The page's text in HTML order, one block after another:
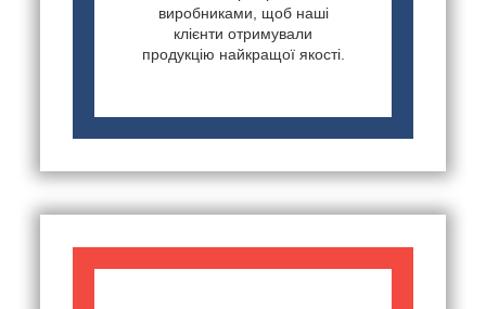
виробниками, щоб наші
клієнти отримували
продукцію найкращої якості.